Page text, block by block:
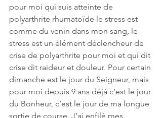
pour moi qui suis atteinte de
polyarthrite rhumatoïde le stress est
comme du venin dans mon sang, le
stress est un élément déclencheur de
crise de polyarthrite pour moi et qui dit
crise dit raideur et douleur. Pour certain
dimanche est le jour du Seigneur, mais
pour moi depuis 9 ans déjà c’est le jour
du Bonheur, c’est le jour de ma longue
sortie de course. J’ai enfilé mes